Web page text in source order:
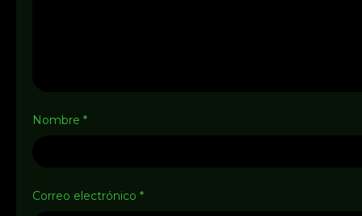
Nombre *
Correo electrónico *